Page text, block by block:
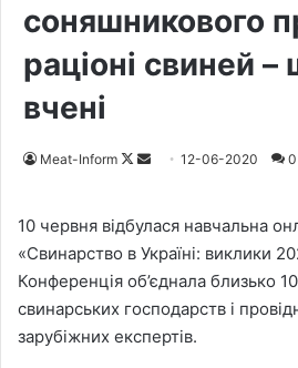
соняшникового
раціоні свиней
вчені
Meat-Inform
F
l
o
w
o
n
d
a
n
e
m
12-06-2020 0
10 червня відбулася навчальна
«Свинарство в Україні: виклики
Конференція об’єднала близько
свинарських господарств і
зарубіжних експертів.